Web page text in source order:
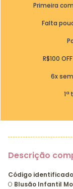
Primeira
Falta
R$100
6x
1ª
Descrição
Código
O Blusão Infantil